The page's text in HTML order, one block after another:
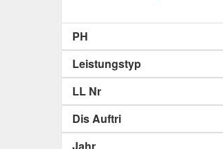
PH
Leistungstyp
LL Nr
Dis Auftri